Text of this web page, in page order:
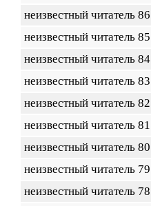
неизвестный читатель 86
неизвестный читатель 85
неизвестный читатель 84
неизвестный читатель 83
неизвестный читатель 82
неизвестный читатель 81
неизвестный читатель 80
неизвестный читатель 79
неизвестный читатель 78